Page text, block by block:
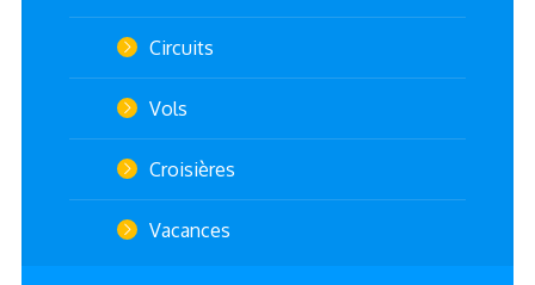
Circuits
Vols
Croisières
Vacances